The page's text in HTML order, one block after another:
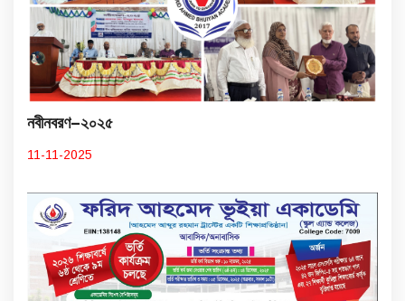
নবীনবরণ–২০২৫
11-11-2025